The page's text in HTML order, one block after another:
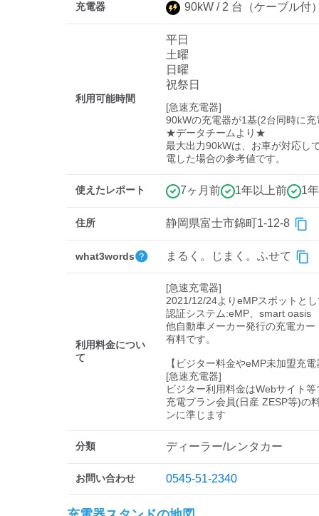
充電器 90kW / 2 台 （ケーブル付
利用可能時間
平日
土曜
日曜
祝祭日
[急速充電器]
90kWの充電器が1基(2台同時に
★データチームより★
最大出力90kWは、お車が対応し
電した場合の参考値です。
使えたレポート 7ヶ月前 1年以上前 1
住所 静岡県富士市錦町1-12-8
what3words まるく。じまく。ふせて
利用料金につい
て
[急速充電器]
2021/12/24よりeMPスポットと
認証システム:eMP、smart oasis
他自動車メーカー発行の充電カ
有料です。
【ビジター料金やeMP未加盟充
[急速充電器]
ビジター利用料金はWebサイト
充電プラン会員(日産 ZESP等)の
ンに準じます
分類 ディーラー/レンタカー
お問い合わせ 0545-51-2340